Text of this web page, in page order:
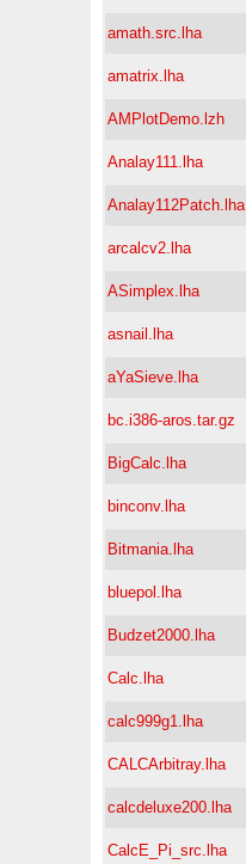
amath.src.lha
amatrix.lha
AMPlotDemo.lzh
Analay111.lha
Analay112Patch.lha
arcalcv2.lha
ASimplex.lha
asnail.lha
aYaSieve.lha
bc.i386-aros.tar.gz
BigCalc.lha
binconv.lha
Bitmania.lha
bluepol.lha
Budzet2000.lha
Calc.lha
calc999g1.lha
CALCArbitray.lha
calcdeluxe200.lha
CalcE_Pi_src.lha